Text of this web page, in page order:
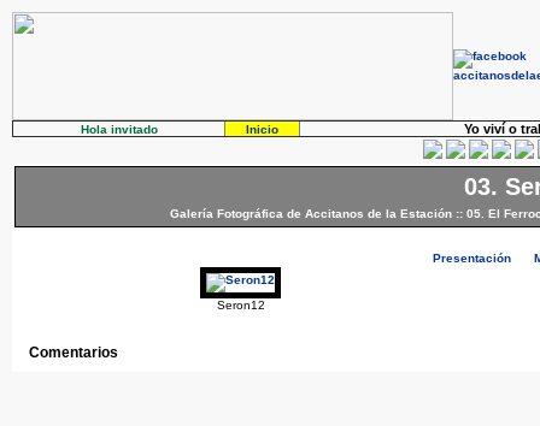
Hola invitado Inicio Yo viví o
03.
Galería Fotográfica de Accitanos de la Estación :: 05. El
Presentación
Seron12
Comentarios